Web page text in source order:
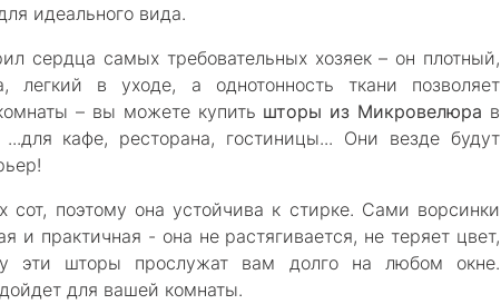
идеального вида.
сердца самых требовательных хозяек – он плотный,
в уходе, а однотонность ткани позволяет
– вы можете купить шторы из Микровелюра в
кафе, ресторана, гостиницы... Они везде будут
сот, поэтому она устойчива к стирке. Сами ворсинки
и практичная - она не растягивается, не теряет цвет,
эти шторы прослужат вам долго на любом окне.
для вашей комнаты.